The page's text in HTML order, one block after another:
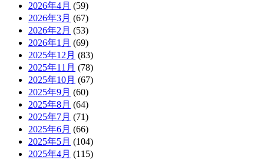
2026年4月 (59)
2026年3月 (67)
2026年2月 (53)
2026年1月 (69)
2025年12月 (83)
2025年11月 (78)
2025年10月 (67)
2025年9月 (60)
2025年8月 (64)
2025年7月 (71)
2025年6月 (66)
2025年5月 (104)
2025年4月 (115)